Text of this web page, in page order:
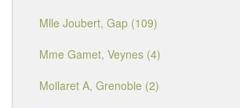
Mlle Joubert, Gap (109)
Mme Gamet, Veynes (4)
Mollaret A, Grenoble (2)